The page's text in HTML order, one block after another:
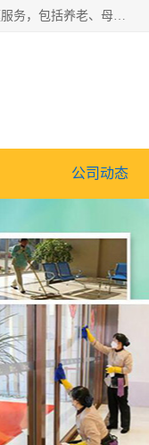
深圳市柏林家政有限公司是一家服务于深圳市民的专业家政公司。致力于为客户提供高质量、多维度的家庭服务，包括养老、母婴、月嫂育婴早教、康复理疗、家电清洗和保洁等方面的专业服务。
公司动态